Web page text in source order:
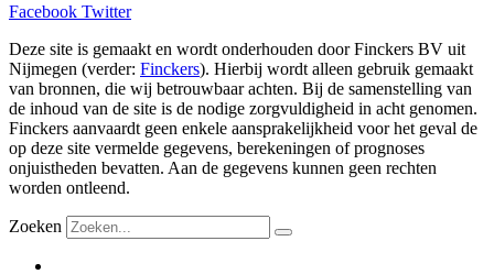
Facebook Twitter
Deze site is gemaakt en wordt onderhouden door Finckers BV uit
Nijmegen (verder: Finckers). Hierbij wordt alleen gebruik gemaakt
van bronnen, die wij betrouwbaar achten. Bij de samenstelling van
de inhoud van de site is de nodige zorgvuldigheid in acht genomen.
Finckers aanvaardt geen enkele aansprakelijkheid voor het geval de
op deze site vermelde gegevens, berekeningen of prognoses
onjuistheden bevatten. Aan de gegevens kunnen geen rechten
worden ontleend.
Zoeken